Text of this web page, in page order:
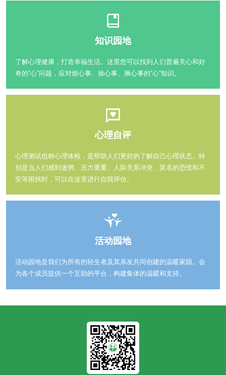
知识园地
了解心理健康，打造幸福生活。这里您可以找到人们普遍关心和好
奇的“心”问题，应对烦心事、操心事、揪心事的“心”知识。
心理自评
心理测试也称心理体检，是帮助人们更好的了解自己心理状态。特
别是当人们感到迷惘、压力重重、人际关系冲突、莫名的恐慌和不
安等困扰时，可以在这里进行自我评估。
活动园地
活动园地是我们为所有的轻生者及其亲友共同创建的温暖家园。会
为各个成员提供一个互助的平台，构建集体的温暖和支持。